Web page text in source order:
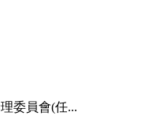
委員會(任...